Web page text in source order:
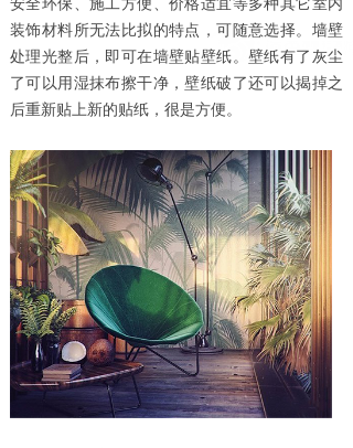
安全环保、施工方便、价格适宜等多种其它室内
装饰材料所无法比拟的特点，可随意选择。墙壁
处理光整后，即可在墙壁贴壁纸。壁纸有了灰尘
了可以用湿抹布擦干净，壁纸破了还可以揭掉之
后重新贴上新的贴纸，很是方便。